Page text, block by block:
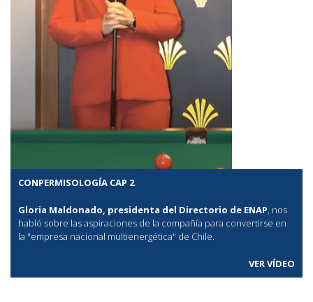
CONPERMISOLOGÍA CAP 2
Gloria Maldonado, presidenta del Directorio de ENAP , nos
habló sobre las aspiraciones de la compañía para convertirse en
la "empresa nacional multienergética" de Chile.
VER VÍDEO